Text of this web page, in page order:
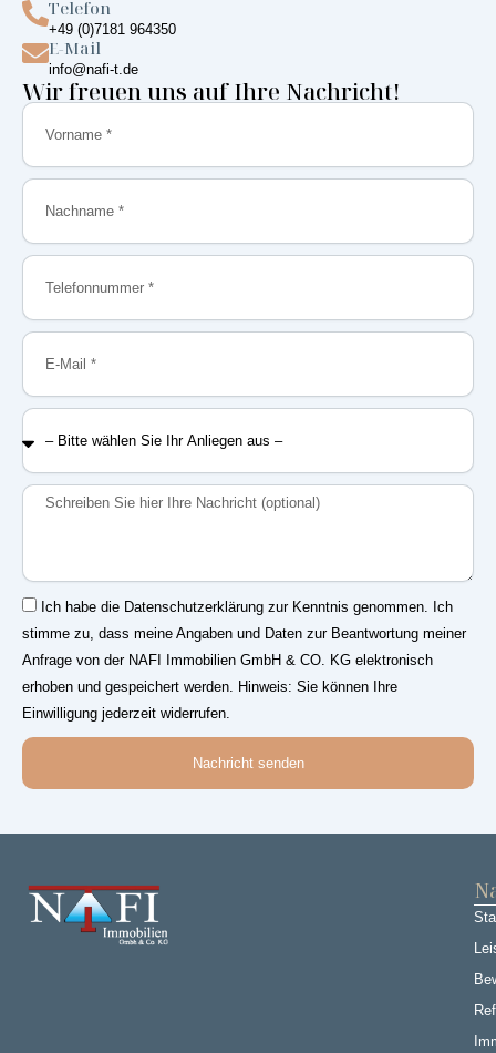
Telefon
+49 (0)7181 964350
E-Mail
info@nafi-t.de
Wir freuen uns auf Ihre Nachricht!
Vorname
Nachname
Telefonnummer
E-
Mail
–
Bitte
Sie
Ihr
Nachricht
Einwilligung
Ich habe die Datenschutzerklärung zur Kenntnis genommen. Ich
stimme zu, dass meine Angaben und Daten zur Beantwortung meiner
Anfrage von der NAFI Immobilien GmbH & CO. KG elektronisch
erhoben und gespeichert werden. Hinweis: Sie können Ihre
Einwilligung jederzeit widerrufen.
Nachricht senden